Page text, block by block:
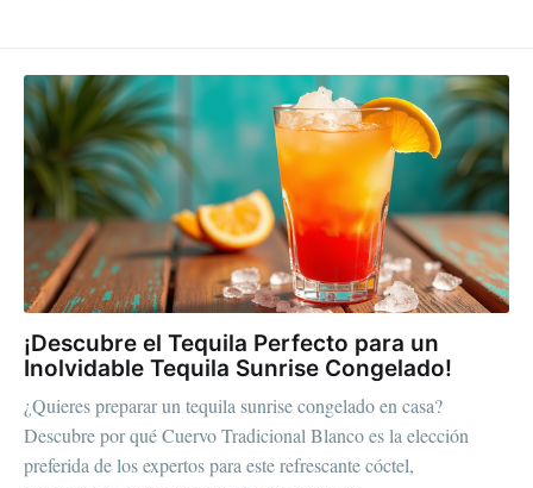
¡Descubre el Tequila Perfecto para un
Inolvidable Tequila Sunrise Congelado!
¿Quieres preparar un tequila sunrise congelado en casa?
Descubre por qué Cuervo Tradicional Blanco es la elección
preferida de los expertos para este refrescante cóctel,